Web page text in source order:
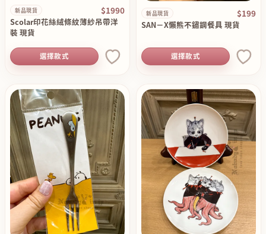
新品現貨 $1990
Scolar印花絲絨條紋薄紗吊帶洋
裝 現貨
選擇款式
新品現貨 $199
SAN－X懶熊不鏽鋼餐具 現貨
選擇款式